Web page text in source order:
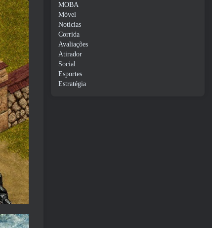
MOBA
Móvel
Notícias
Corrida
Avaliações
Atirador
Social
Esportes
Estratégia